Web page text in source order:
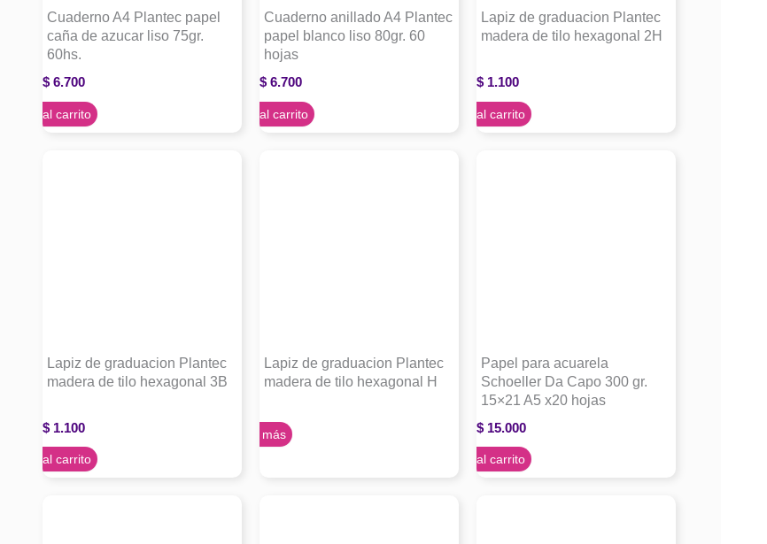
Cuaderno A4 Plantec papel
caña de azucar liso 75gr.
60hs.
$ 6.700
Agregar al carrito
Cuaderno anillado A4 Plantec
papel blanco liso 80gr. 60
hojas
$ 6.700
Agregar al carrito
Lapiz de graduacion Plantec
madera de tilo hexagonal 2H
$ 1.100
Agregar al carrito
Lapiz de graduacion Plantec
madera de tilo hexagonal 3B
$ 1.100
Agregar al carrito
Lapiz de graduacion Plantec
madera de tilo hexagonal H
Leer más
Papel para acuarela
Schoeller Da Capo 300 gr.
15×21 A5 x20 hojas
$ 15.000
Agregar al carrito